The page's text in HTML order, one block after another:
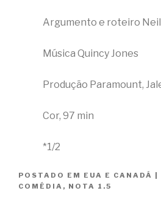
Argumento e roteiro Neil
Música Quincy Jones
Produção Paramount,
Cor, 97 min
*1/2
POSTADO EM EUA E CANADÁ |
COMÉDIA , NOTA 1.5